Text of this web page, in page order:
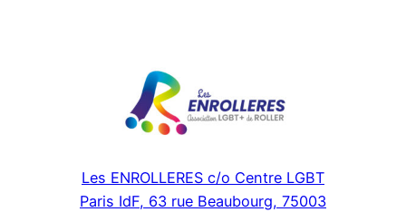
Les ENROLLERES c/o Centre LGBT
Paris IdF, 63 rue Beaubourg, 75003